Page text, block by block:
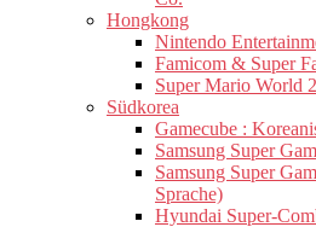
Hongkong
Nintendo
Famicom & Super
Super Mario World
Südkorea
Gamecube :
Samsung Super
Samsung Super
Sprache)
Hyundai Super-